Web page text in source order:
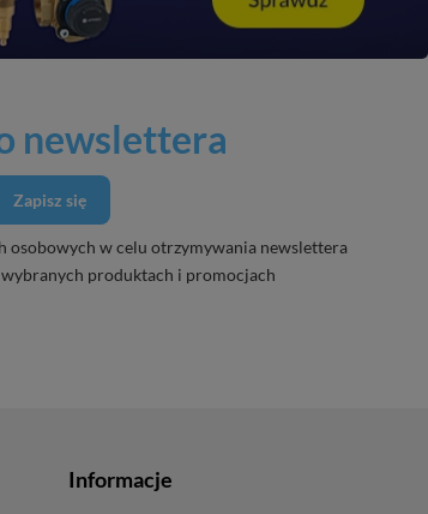
newslettera
Zapisz się
osobowych w celu otrzymywania newslettera
produktach i promocjach
Informacje